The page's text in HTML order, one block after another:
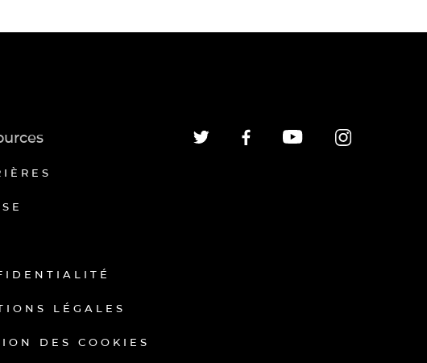
LÉGALES
DES COOKIES